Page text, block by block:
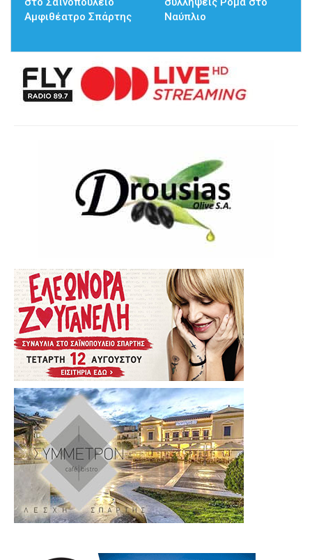
Αμφιθέατρο Σπάρτης
Ναύπλιο